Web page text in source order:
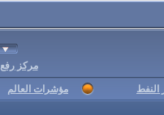
مركز رفع
النفط مؤشرات العالم